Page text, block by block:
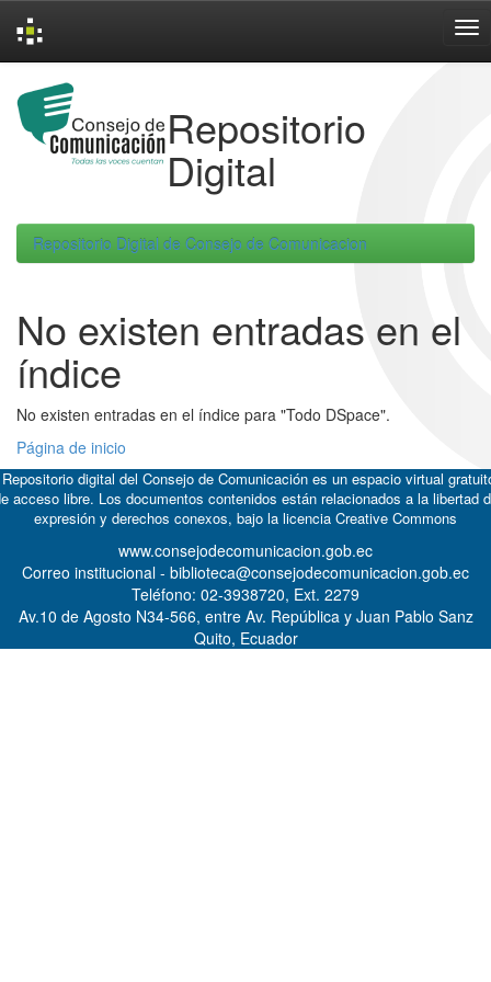
navigation
Repositorio
Digital
Repositorio Digital de Consejo de Comunicacion
No existen entradas en el
índice
No existen entradas en el índice para "Todo DSpace".
Página de inicio
digital del Consejo de Comunicación es un espacio virtual
acceso libre. Los documentos contenidos están relacionados a la libertad
expresión y derechos conexos, bajo la licencia Creative Commons
www.consejodecomunicacion.gob.ec
Correo institucional - biblioteca@consejodecomunicacion.gob.ec
Teléfono: 02-3938720, Ext. 2279
Av.10 de Agosto N34-566, entre Av. República y Juan Pablo Sanz
Quito, Ecuador